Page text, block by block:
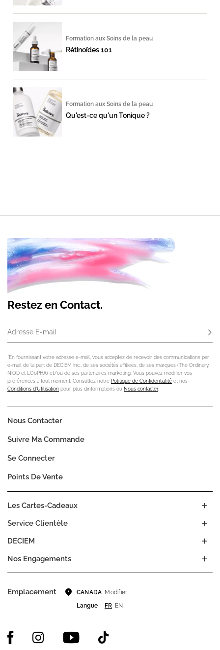
Formation aux Soins de la peau
Rétinoïdes 101
Formation aux Soins de la peau
Qu'est-ce qu'un Tonique ?
Restez en Contact.
Adresse E-mail
*En fournissant votre adresse e-mail, vous acceptez de recevoir des communications par
e-mail de la part de DECIEM Inc., de ses sociétés affiliées, de ses marques (The Ordinary,
NIOD et LOoPHA) et/ou de ses partenaires marketing. Vous pouvez modifier vos
préférences à tout moment. Consultez notre Politique de Confidentialité et nos
Conditions d'Utilisation pour plus dinformations ou Nous contacter.
DECIEM
Nos Engagements
Service Clientèle
Les Cartes-Cadeaux
Nous Contacter
Suivre Ma Commande
Se Connecter
Points De Vente
Emplacement CANADA Modifier
Langue
FR EN